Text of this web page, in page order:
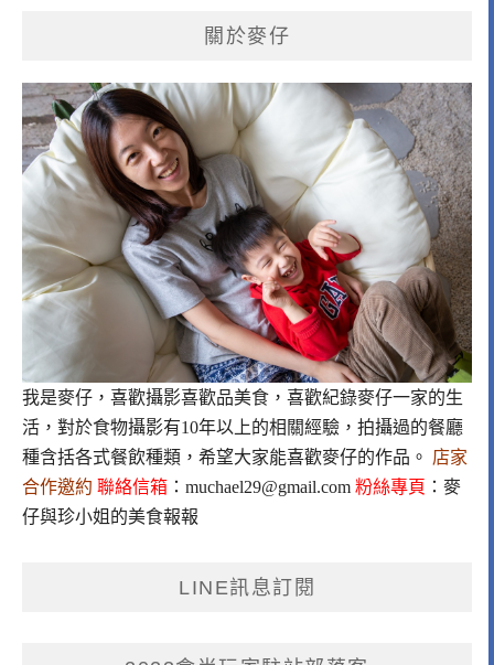
關於麥仔
我是麥仔，喜歡攝影喜歡品美食，喜歡紀錄麥仔一家的生
活，對於食物攝影有10年以上的相關經驗，拍攝過的餐廳
種含括各式餐飲種類，希望大家能喜歡麥仔的作品。 店家
合作邀約 聯絡信箱 ： muchael29@gmail.com 粉絲專頁 ： 麥
仔與珍小姐的美食報報
LINE訊息訂閱